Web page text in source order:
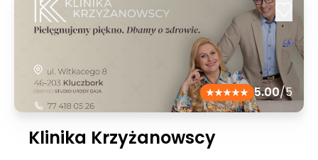
5.00/5
Klinika Krzyżanowscy